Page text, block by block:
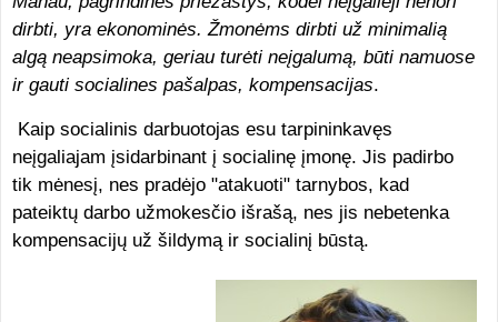
dirbti, yra ekonominės. Žmonėms dirbti už minimalią
algą neapsimoka, geriau turėti neįgalumą, būti namuose
ir gauti socialines pašalpas, kompensacijas.
Kaip socialinis darbuotojas esu tarpininkavęs
neįgaliajam įsidarbinant į socialinę įmonę. Jis padirbo
tik mėnesį, nes pradėjo "atakuoti" tarnybos, kad
pateiktų darbo užmokesčio išrašą, nes jis nebetenka
kompensacijų už šildymą ir socialinį būstą.